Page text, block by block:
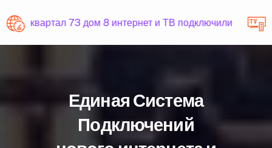
квартал 73 дом 8 интернет и ТВ подключили
Единая Система
Подключений